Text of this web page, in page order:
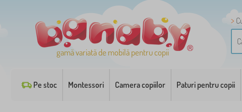
gamă variată de mobilă pentru copii
Pe stoc Montessori Camera copiilor Paturi pentru copii